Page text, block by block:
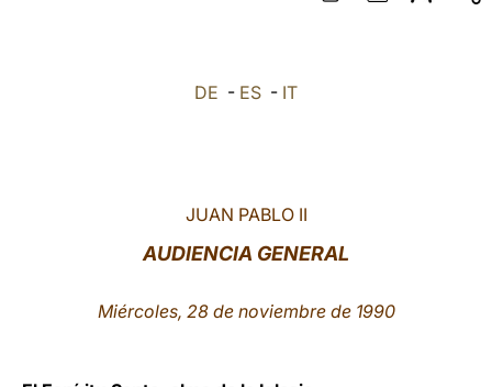
DE - ES - IT
JUAN PABLO II
AUDIENCIA GENERAL
Miércoles, 28 de noviembre de 1990